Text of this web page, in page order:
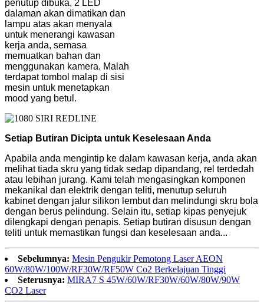
penutup dibuka, 2 LED
dalaman akan dimatikan dan
lampu atas akan menyala
untuk menerangi kawasan
kerja anda, semasa
memuatkan bahan dan
menggunakan kamera. Malah
terdapat tombol malap di sisi
mesin untuk menetapkan
mood yang betul.
Setiap Butiran Dicipta untuk Keselesaan Anda
Apabila anda mengintip ke dalam kawasan kerja, anda akan
melihat tiada skru yang tidak sedap dipandang, rel terdedah
atau lebihan jurang. Kami telah mengasingkan komponen
mekanikal dan elektrik dengan teliti, menutup seluruh
kabinet dengan jalur silikon lembut dan melindungi skru bola
dengan berus pelindung. Selain itu, setiap kipas penyejuk
dilengkapi dengan penapis. Setiap butiran disusun dengan
teliti untuk memastikan fungsi dan keselesaan anda...
Sebelumnya: Mesin Pengukir Pemotong Laser AEON
60W/80W/100W/RF30W/RF50W Co2 Berkelajuan Tinggi
Seterusnya: MIRA7 S 45W/60W/RF30W/60W/80W/90W
CO2 Laser